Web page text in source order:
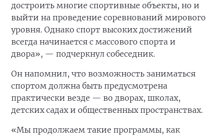
достроить многие спортивные объекты, но и
выйти на проведение соревнований мирового
уровня. Однако спорт высоких достижений
всегда начинается с массового спорта и
двора», — подчеркнул собеседник.
Он напомнил, что возможность заниматься
спортом должна быть предусмотрена
практически везде — во дворах, школах,
детских садах и общественных пространствах.
«Мы продолжаем такие программы, как